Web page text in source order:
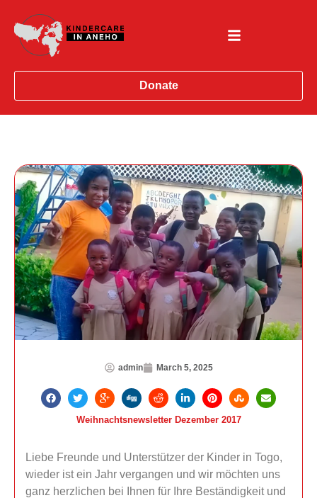
Donate
admin March 5, 2025
Weihnachtsnewsletter Dezember 2017
Liebe Freunde und Unterstützer der Kinder in Togo,
wieder ist ein Jahr vergangen und wir möchten uns
ganz herzlichen bei Ihnen für Ihre Beständigkeit und